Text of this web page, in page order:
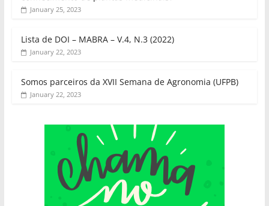
January 25, 2023
Lista de DOI – MABRA – V.4, N.3 (2022)
January 22, 2023
Somos parceiros da XVII Semana de Agronomia (UFPB)
January 22, 2023